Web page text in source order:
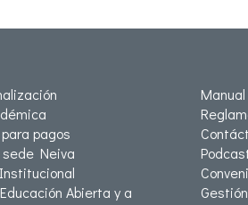
pagos
sede Neiva
Abierta y a